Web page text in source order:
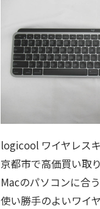
logicool ワイヤレス
京都市で高価買い取
Macのパソコンに合
使い勝手のよいワイ